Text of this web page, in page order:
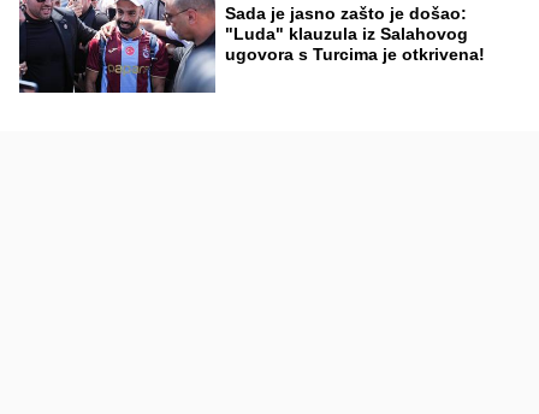
Sada je jasno zašto je došao:
"Luda" klauzula iz Salahovog
ugovora s Turcima je otkrivena!